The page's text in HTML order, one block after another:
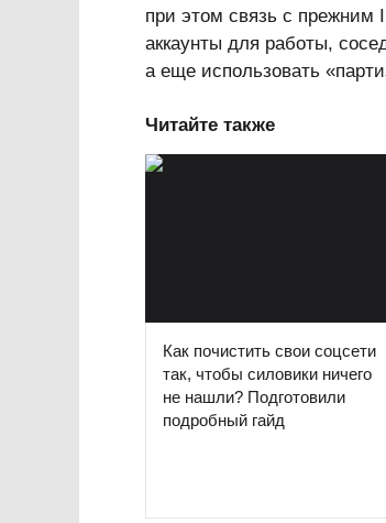
при этом связь с прежним
аккаунты для работы,
а еще использовать
Читайте также
Как почистить свои соцсети
так, чтобы силовики ничего
не нашли? Подготовили
подробный гайд